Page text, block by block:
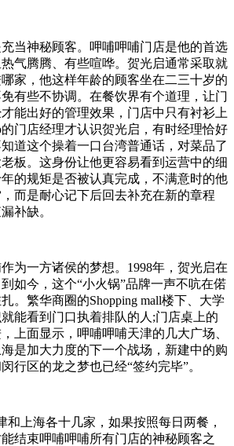
当神秘顾客。呷哺呷哺门店是他的首选
气腾腾、有些喧哗。贺光启通常采取就
家，他这样年龄的顾客坐在二三十岁的
有些不协调。在餐饮界有个道理，让门
能出好的管理效果，门店中只有衬衫上
的门店经理才认识贺光启，有时经理恰好
道这个操着一口台湾普通话，对菜品了
板。这身份让他更容易看到运营中的细
的规矩是否被认真完成，不满意时的他
而是耐心记下后回去补充在新的章程
补缺。
为一方诸侯的梦想。1998年，贺光启在
如今，这个“小火锅”品牌一声不吭在偌
。繁华商圈的Shopping mall楼下、大学
能看到门口执着排队的人;门店桌上的
上面显示，呷哺呷哺天津的几大广场、
是加大力度的下一个战场，新建中的购
行区的龙之梦也已经“签约完毕”。
和上海各十几家，如果按照每日两餐，
结束呷哺呷哺所有门店的神秘顾客之